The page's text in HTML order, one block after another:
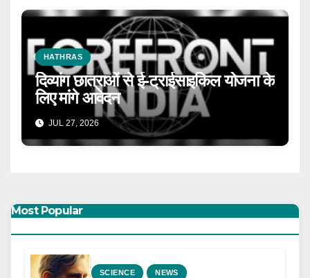
HATHRAS
दिव्यांग छात्राओं से ई-ट्राईसाइकिल योजना के
लिए मांगे आवेदन
JUL 27, 2026
Most Popular
SCIENCE NEWS